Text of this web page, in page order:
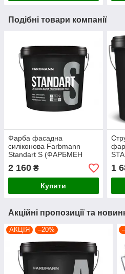
Подібні товари компанії
Фарба фасадна
силіконова Farbmann
Standart S (ФАРБМЕН
СТАНДАРТ С) 4,5л біла,
кольорується
2 160 ₴
Купити
1
Акційні пропозиції та
АКЦІЯ –20%